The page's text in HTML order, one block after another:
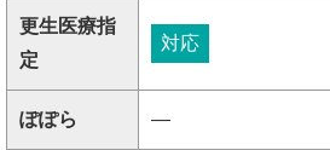
更生医療指
定
対応
ぽぽら ―